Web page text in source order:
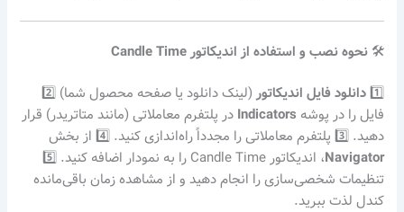
🛠️نحوه نصب و استفاده از اندیکاتور Candle Time
1️⃣ دانلود فایل اندیکاتور
(لینک دانلود یا صفحه محصول شما) 2️⃣
فایل را در پوشه Indicators در پلتفرم معاملاتی (مانند متاتریدر) قرار
دهید. 3️⃣ پلتفرم معاملاتی را مجدداً راه‌اندازی کنید. 4️⃣ از بخش
Navigator
، اندیکاتور Candle Time را به نمودار اضافه کنید. 5️⃣
تنظیمات شخصی‌سازی را انجام دهید و از مشاهده زمان باقی‌مانده
کندل لذت ببرید.